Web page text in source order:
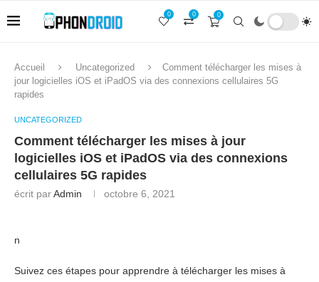
0
0
0
Accueil Uncategorized
Comment télécharger les mises à
jour logicielles iOS et iPadOS via des connexions cellulaires 5G
rapides
UNCATEGORIZED
Comment télécharger les mises à jour
logicielles iOS et iPadOS via des connexions
cellulaires 5G rapides
écrit parAdmin octobre 6, 2021
n
Suivez ces étapes pour apprendre à télécharger les mises à